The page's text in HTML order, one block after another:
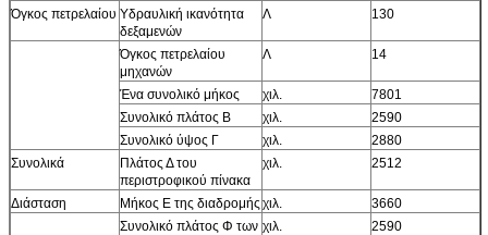
Όγκος πετρελαίου Υδραυλική ικανότητα
δεξαμενών
Λ 130
Όγκος πετρελαίου
μηχανών
Λ 14
Ένα συνολικό μήκος χιλ.
7801
Συνολικό πλάτος Β
χιλ.
2590
Συνολικό ύψος Γ
χιλ.
2880
Συνολικά
Πλάτος Δ του
περιστροφικού πίνακα
χιλ. 2512
Διάσταση Μήκος Ε της διαδρομής χιλ.
3660
Συνολικό πλάτος Φ των χιλ. 2590